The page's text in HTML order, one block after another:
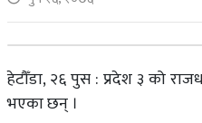
हेटौँडा, २६ पुस : प्रदेश ३ को
भएका छन् ।